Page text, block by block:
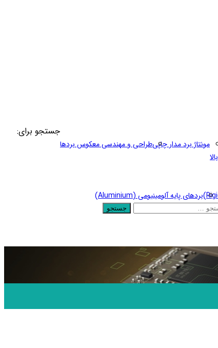
مونتاژ برد مدار چاپیطراحی و مهندسی معکوس بردها
بردهای پایه آلومینیومی (Aluminium)
جستجو برای: